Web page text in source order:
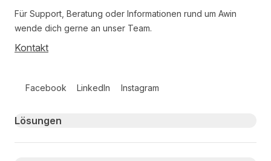
Für Support, Beratung oder Informationen rund um Awin
wende dich gerne an unser Team.
Kontakt
Facebook LinkedIn Instagram
Primary footer navigation
Lösungen